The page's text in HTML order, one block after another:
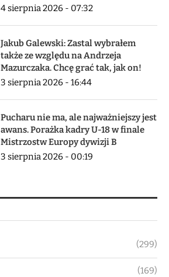
4 sierpnia 2026 - 07:32
Jakub Galewski: Zastal wybrałem
także ze względu na Andrzeja
Mazurczaka. Chcę grać tak, jak on!
3 sierpnia 2026 - 16:44
Pucharu nie ma, ale najważniejszy jest
awans. Porażka kadry U-18 w finale
Mistrzostw Europy dywizji B
3 sierpnia 2026 - 00:19
(299)
(169)